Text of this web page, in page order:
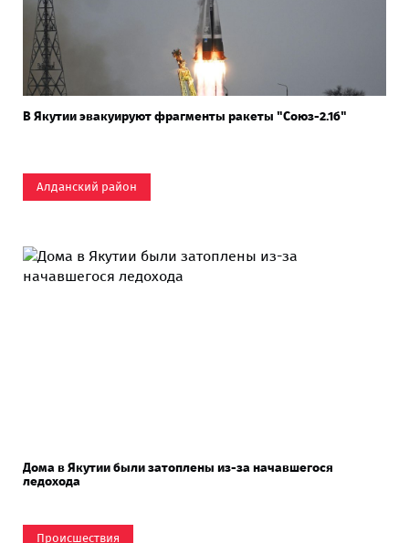
В Якутии эвакуируют фрагменты ракеты "Союз-2.1б"
Алданский район
Дома в Якутии были затоплены из-за начавшегося
ледохода
Происшествия